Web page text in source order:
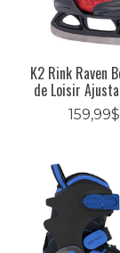
K2 Rink Raven
de Loisir